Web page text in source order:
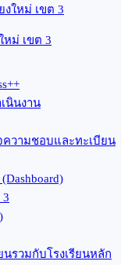
หม่ เขต 3
นินงาน
ความชอบและทะเบียน
3
รวมกับโรงเรียนหลัก